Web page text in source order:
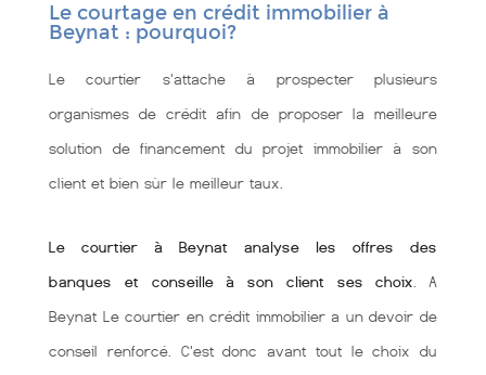
Le courtage en crédit immobilier à
Beynat : pourquoi?
Le courtier s'attache à prospecter plusieurs
organismes de crédit afin de proposer la meilleure
solution de financement du projet immobilier à son
client et bien sùr le meilleur taux.
Le courtier à Beynat analyse les offres des
banques et conseille à son client ses choix . A
Beynat Le courtier en crédit immobilier a un devoir de
conseil renforcé. C'est donc avant tout le choix du